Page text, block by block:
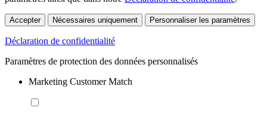
Accepter Nécessaires uniquement Personnaliser les paramètres
Déclaration de confidentialité
Paramètres de protection des données personnalisés
Marketing Customer Match